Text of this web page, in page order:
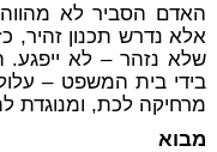
האדם הסביר לא
אלא נדרש תכנון זהיר,
שלא נזהר – לא
בידי בית המשפט –
מרחיקה לכת, ומנוגדת
מבוא